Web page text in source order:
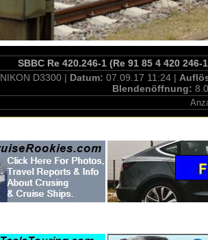
SBBC Re 420.246-1 (Re 91 85 4 420
NIKON D3300 | Datum: 07.09.17 11:24 |
Blendenöffnung: